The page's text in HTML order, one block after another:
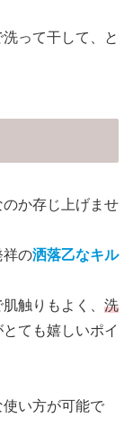
って干して、と
か存じ上げませ
祥の洒落乙なキル
触りもよく、 洗
とても嬉しいポイ
い方が可能で